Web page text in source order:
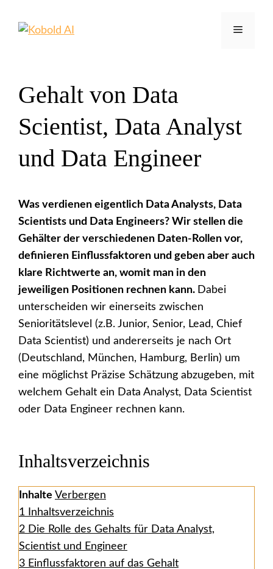
Inhalt
Menü
Gehalt von Data
Scientist, Data Analyst
und Data Engineer
Was verdienen eigentlich Data Analysts, Data
Scientists und Data Engineers? Wir stellen die
Gehälter der verschiedenen Daten-Rollen vor,
definieren Einflussfaktoren und geben aber auch
klare Richtwerte an, womit man in den
jeweiligen Positionen rechnen kann. Dabei
unterscheiden wir einerseits zwischen
Senioritätslevel (z.B. Junior, Senior, Lead, Chief
Data Scientist) und andererseits je nach Ort
(Deutschland, München, Hamburg, Berlin) um
eine möglichst Präzise Schätzung abzugeben, mit
welchem Gehalt ein Data Analyst, Data Scientist
oder Data Engineer rechnen kann.
Inhaltsverzeichnis
Inhalte Verbergen
1
Inhaltsverzeichnis
2 Die Rolle des Gehalts für Data Analyst,
Scientist und Engineer
3 Einflussfaktoren auf das Gehalt